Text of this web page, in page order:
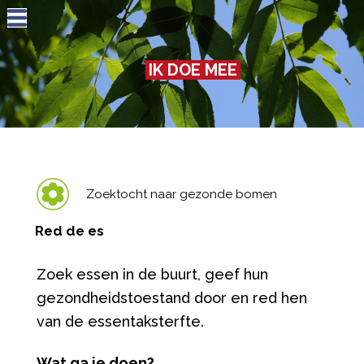
Jump to navigation
IK DOE MEE
Zoektocht naar gezonde bomen
Red de es
Zoek essen in de buurt, geef hun
gezondheidstoestand door en red hen
van de essentaksterfte.